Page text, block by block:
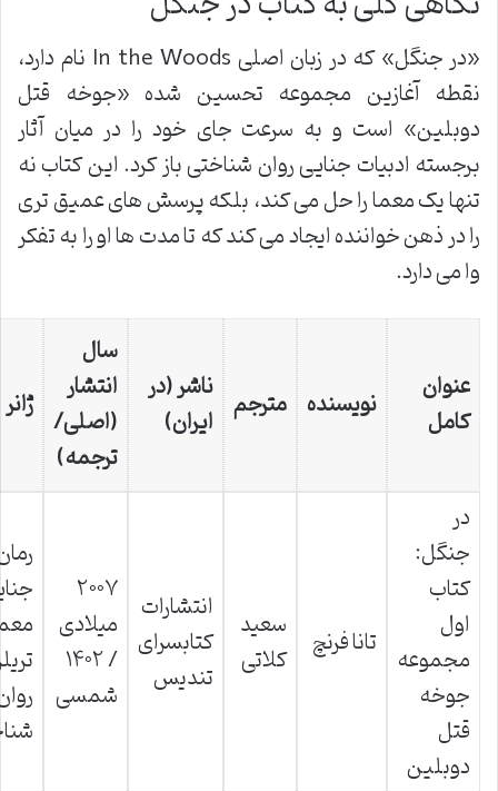
«در جنگل» که در زبان اصلی In the Woods نام دارد،
نقطه آغازین مجموعه تحسین شده «جوخه قتل
دوبلین» است و به سرعت جای خود را در میان آثار
برجسته ادبیات جنایی روان شناختی باز کرد. این کتاب نه
تنها یک معما را حل می کند، بلکه پرسش های عمیق تری
را در ذهن خواننده ایجاد می کند که تا مدت ها او را به تفکر
وا می دارد.
عنوان
کامل
نویسنده مترجم ناشر (در
ایران)
سال
انتشار
(اصلی/
ترجمه)
ژانر
در
جنگل:
کتاب
اول
مجموعه
جوخه
قتل
دوبلین
تانا فرنچ
سعید
کلاتی
انتشارات
کتابسرای
تندیس
۲۰۰۷
میلادی
/ ۱۴۰۲
شمسی